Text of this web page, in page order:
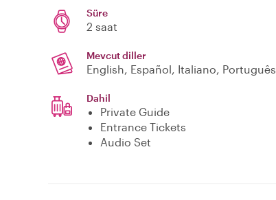
Süre
2 saat
Mevcut diller
English, Español, Italiano, Português
Dahil
Private Guide
Entrance Tickets
Audio Set